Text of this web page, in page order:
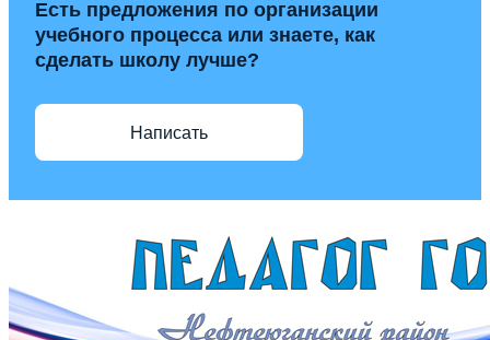
Есть предложения по организации
учебного процесса или знаете, как
сделать школу лучше?
Написать